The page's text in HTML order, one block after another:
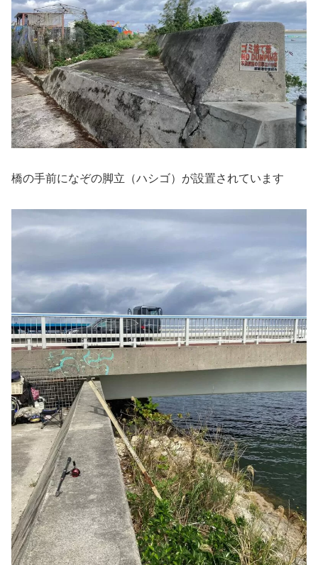
橋の手前になぞの脚立（ハシゴ）が設置されています